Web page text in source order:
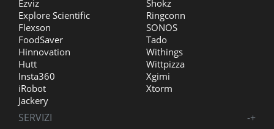
Ezviz
Explore Scientific
Flexson
FoodSaver
Hinnovation
Hutt
Insta360
iRobot
Jackery
Shokz
Ringconn
SONOS
Tado
Withings
Wittpizza
Xgimi
Xtorm
SERVIZI +
-